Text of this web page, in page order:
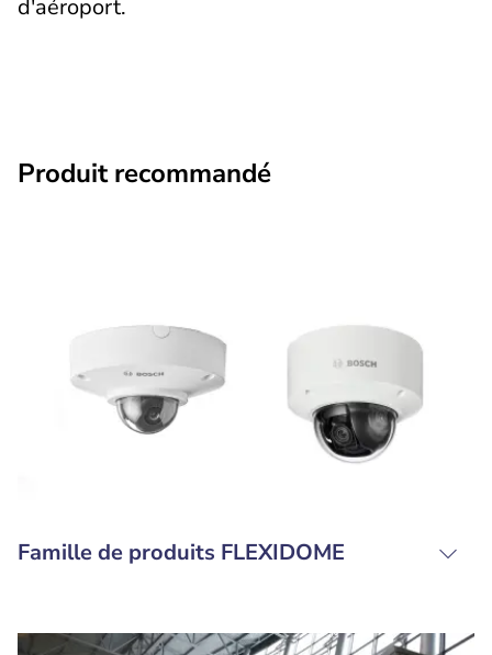
d'aéroport.
Produit recommandé
Famille de produits FLEXIDOME